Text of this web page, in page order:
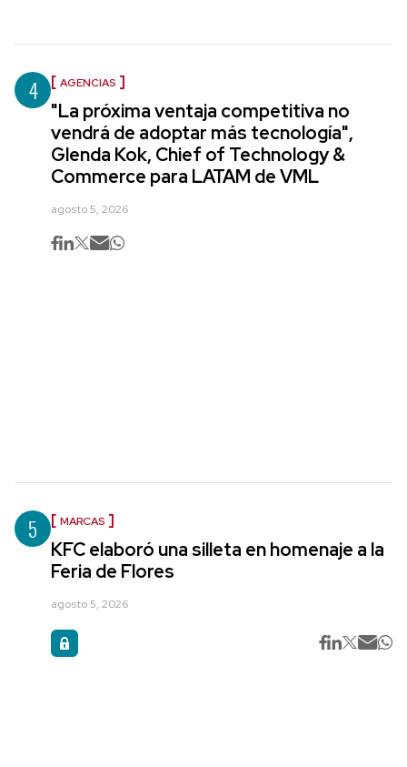
4 AGENCIAS
"La próxima ventaja competitiva no
vendrá de adoptar más tecnología",
Glenda Kok, Chief of Technology &
Commerce para LATAM de VML
agosto 5, 2026
5 MARCAS
KFC elaboró una silleta en homenaje a la
Feria de Flores
agosto 5, 2026